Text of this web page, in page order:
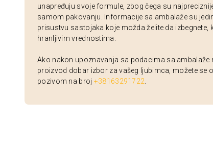
unapređuju svoje formule, zbog čega su
samom pakovanju. Informacije sa ambalaže su
prisustvu sastojaka koje možda želite da izbegnete,
hranljivim vrednostima.
Ako nakon upoznavanja sa podacima sa ambalaže
proizvod dobar izbor za vašeg ljubimca, možete se
pozivom na broj +38163291722